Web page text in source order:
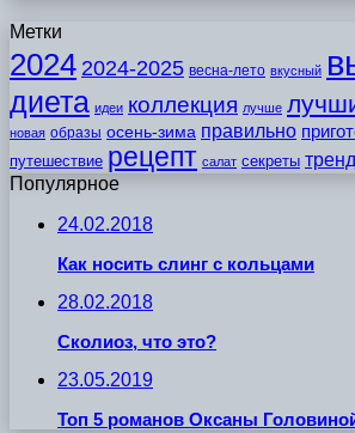
Метки
2024 2024-2025 весна-лето вкусный
диета идеи коллекция лучше
новая образы осень-зима правильно
путешествие рецепт салат секреты
Популярное
24.02.2018
Как носить слинг с кольцами
28.02.2018
Сколиоз, что это?
23.05.2019
Топ 5 романов Оксаны